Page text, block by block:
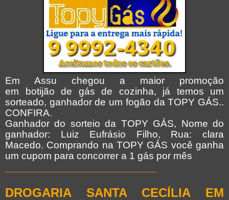
Em Assu chegou a maior promoção
em
botijão de gás de cozinha, já temos um
sorteado, ganhador de um fogão da TOPY GÁS..
CONFIRA.
Ganhador do sorteio da TOPY GÁS, Nome do
ganhador: Luiz Eufrásio Filho, Rua: clara
Macedo. Comprando na TOPY GÁS você ganha
um cupom para concorrer a 1 gás por mês
DROGARIA SANTA CECÍLIA EM